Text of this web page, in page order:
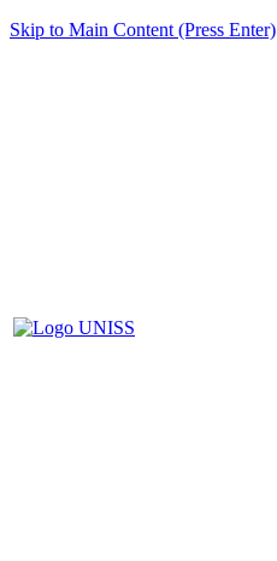
Skip to Main Content (Press Enter)